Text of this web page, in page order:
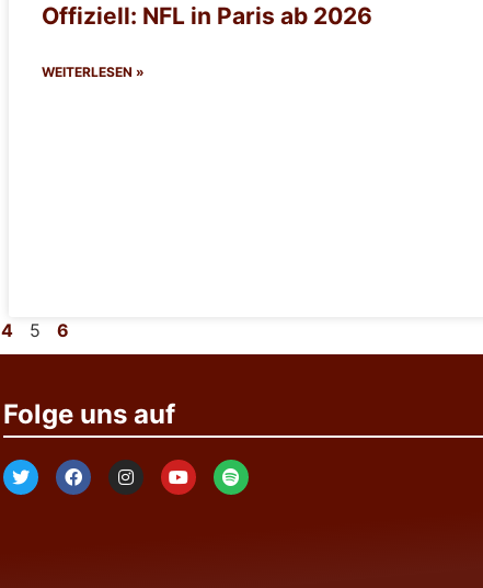
Offiziell: NFL in Paris ab 2026
WEITERLESEN »
4 5 6
Folge uns auf